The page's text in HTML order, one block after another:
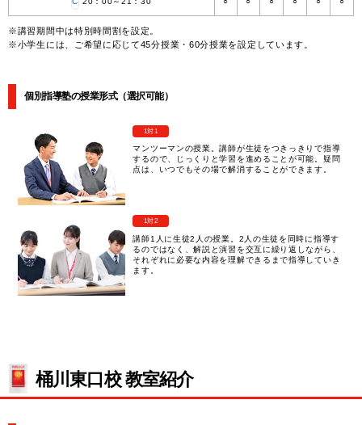
※講習期間中は特別時間割を設定。
※小学生には、ご希望に応じて45分授業・60分授業を設定しています。
個別指導塾の授業形式（選択可能）
1対1
マンツーマンの授業。講師が生徒をつきっきりで指導
するので、じっくりと学習を進めることが可能。疑問
点は、いつでもその場で解消することができます。
1対2
講師1人に生徒2人の授業。2人の生徒を同時に指導す
るのではなく、解説と演習を交互に繰り返しながら、
それぞれに必要な内容を理解できるまで指導していき
ます。
桶川東口校 教室紹介